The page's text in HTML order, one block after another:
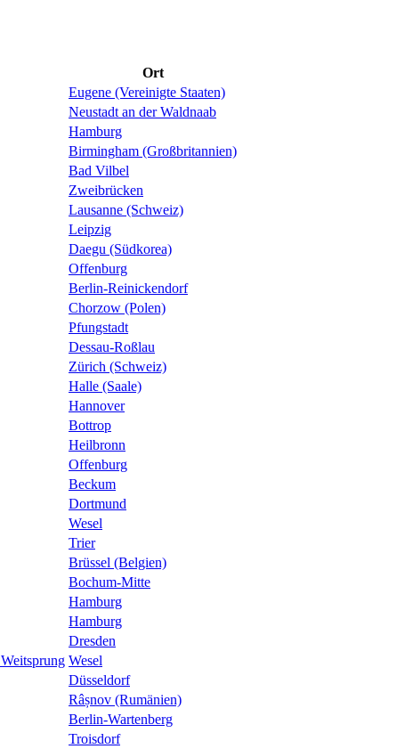
Ort
Eugene (Vereinigte Staaten)
Neustadt an der Waldnaab
Hamburg
Birmingham (Großbritannien)
Bad Vilbel
Zweibrücken
Lausanne (Schweiz)
Leipzig
Daegu (Südkorea)
Offenburg
Berlin-Reinickendorf
Chorzow (Polen)
Pfungstadt
Dessau-Roßlau
Zürich (Schweiz)
Halle (Saale)
Hannover
Bottrop
Heilbronn
Offenburg
Beckum
Dortmund
Wesel
Trier
Brüssel (Belgien)
Bochum-Mitte
Hamburg
Hamburg
Dresden
Wesel
Düsseldorf
Râșnov (Rumänien)
Berlin-Wartenberg
Troisdorf